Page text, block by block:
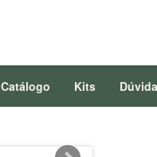
Catálogo Kits